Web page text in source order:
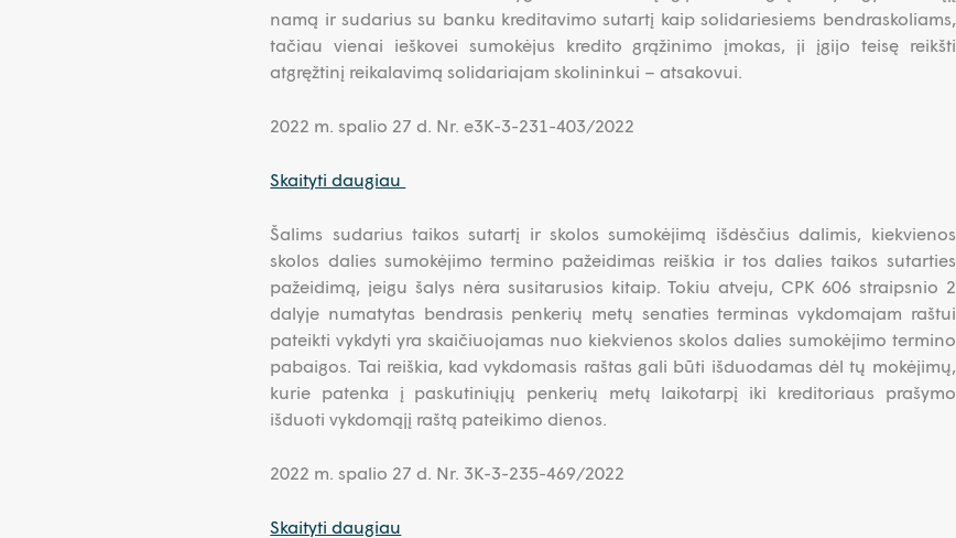
namą ir sudarius su banku kreditavimo sutartį kaip solidariesiems bendraskoliams,
tačiau vienai ieškovei sumokėjus kredito grąžinimo įmokas, ji įgijo teisę reikšti
atgręžtinį reikalavimą solidariajam skolininkui – atsakovui.
2022 m. spalio 27 d. Nr. e3K-3-231-403/2022
Skaityti daugiau
Šalims sudarius taikos sutartį ir skolos sumokėjimą išdėsčius dalimis, kiekvienos
skolos dalies sumokėjimo termino pažeidimas reiškia ir tos dalies taikos sutarties
pažeidimą, jeigu šalys nėra susitarusios kitaip. Tokiu atveju, CPK 606 straipsnio 2
dalyje numatytas bendrasis penkerių metų senaties terminas vykdomajam raštui
pateikti vykdyti yra skaičiuojamas nuo kiekvienos skolos dalies sumokėjimo termino
pabaigos. Tai reiškia, kad vykdomasis raštas gali būti išduodamas dėl tų mokėjimų,
kurie patenka į paskutiniųjų penkerių metų laikotarpį iki kreditoriaus prašymo
išduoti vykdomąjį raštą pateikimo dienos.
2022 m. spalio 27 d. Nr. 3K-3-235-469/2022
Skaityti daugiau